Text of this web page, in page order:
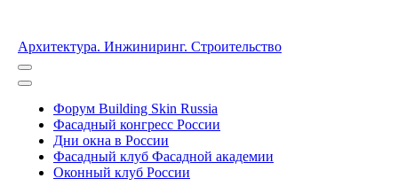
Архитектура. Инжиниринг. Строительство
Форум Building Skin Russia
Фасадный конгресс России
Дни окна в России
Фасадный клуб Фасадной академии
Оконный клуб России